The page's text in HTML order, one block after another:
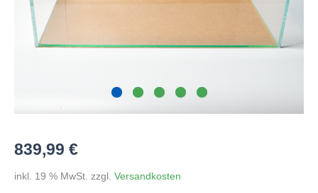
839,99 €
inkl. 19 % MwSt. zzgl. Versandkosten